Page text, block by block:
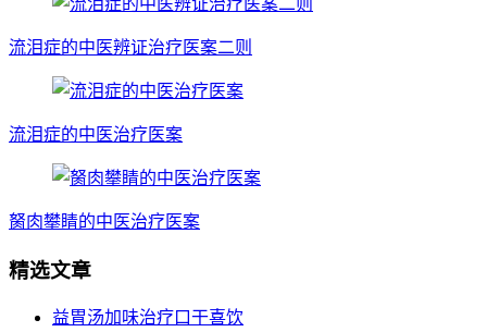
流泪症的中医辨证治疗医案二则
流泪症的中医治疗医案
胬肉攀睛的中医治疗医案
精选文章
益胃汤加味治疗口干喜饮